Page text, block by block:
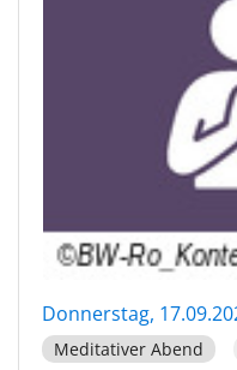
Donnerstag,
Meditativer Abend